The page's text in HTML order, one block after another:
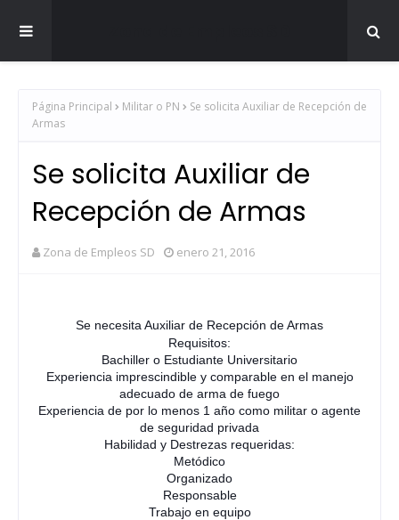
Página Principal Militar o PN
Se solicita Auxiliar de Recepción de
Armas
Se solicita Auxiliar de
Recepción de Armas
Zona de Empleos SD enero 21, 2016
Se necesita Auxiliar de Recepción de Armas
Requisitos:
Bachiller o Estudiante Universitario
Experiencia imprescindible y comparable en el manejo
adecuado de arma de fuego
Experiencia de por lo menos 1 año como militar o agente
de seguridad privada
Habilidad y Destrezas requeridas:
Metódico
Organizado
Responsable
Trabajo en equipo